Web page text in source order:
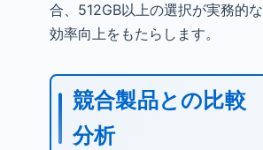
合、512GB以上の選択が実務的な
効率向上をもたらします。
競合製品との比較
分析